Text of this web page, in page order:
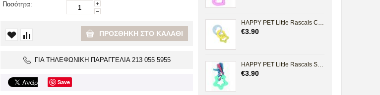
Ποσότητα:
+
−
ΠΡΟΣΘΉΚΗ ΣΤΟ ΚΑΛΆΘΙ
ΓΙΑ ΤΗΛΕΦΩΝΙΚΗ ΠΑΡΑΓΓΕΛΙΑ 213 055 5955
Save
HAPPY PET Little Rascals Chew Chain
€3.90
HAPPY PET Little Rascals Star Teether
€3.90